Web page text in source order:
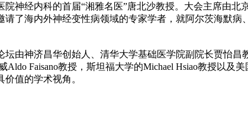
神经内科的首届“湘雅名医”唐北沙教授。大会主席由北
了海内外神经变性病领域的专家学者，就阿尔茨海默病
由神济昌华创始人、清华大学基础医学院副院长贾怡昌
Faisano教授，斯坦福大学的Michael Hsiao教授以及
值的学术视角。